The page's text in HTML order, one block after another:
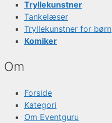
Tryllekunstner
Tankelæser
Tryllekunstner for børn
Komiker
Om
Forside
Kategori
Om Eventguru